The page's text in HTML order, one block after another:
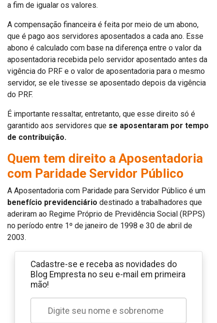
a fim de igualar os valores.
A compensação financeira é feita por meio de um abono,
que é pago aos servidores aposentados a cada ano. Esse
abono é calculado com base na diferença entre o valor da
aposentadoria recebida pelo servidor aposentado antes da
vigência do PRF e o valor de aposentadoria para o mesmo
servidor, se ele tivesse se aposentado depois da vigência
do PRF.
É importante ressaltar, entretanto, que esse direito só é
garantido aos servidores que se aposentaram por tempo
de contribuição.
Quem tem direito a Aposentadoria
com Paridade Servidor Público
A Aposentadoria com Paridade para Servidor Público é um
benefício previdenciário destinado a trabalhadores que
aderiram ao Regime Próprio de Previdência Social (RPPS)
no período entre 1º de janeiro de 1998 e 30 de abril de
2003.
Cadastre-se e receba as novidades do
Blog Empresta no seu e-mail em primeira
mão!